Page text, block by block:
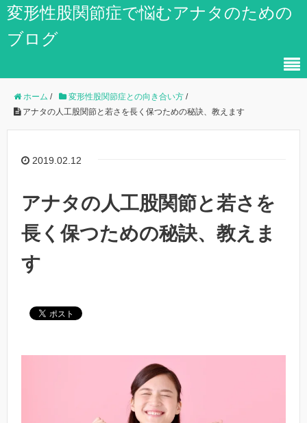
変形性股関節症で悩むアナタのための
ブログ
ホーム / 変形性股関節症との向き合い方 /
アナタの人工股関節と若さを長く保つための秘訣、教えます
2019.02.12
アナタの人工股関節と若さを
長く保つための秘訣、教えま
す